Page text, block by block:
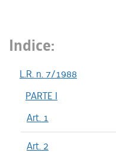
Indice:
L.R. n. 7/1988
PARTE I
Art. 1
Art. 2